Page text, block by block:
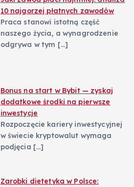
10 najgorzej płatnych zawodów
Praca stanowi istotną część
naszego życia, a wynagrodzenie
odgrywa w tym […]
Bonus na start w Bybit — zyskaj
dodatkowe środki na pierwsze
inwestycje
Rozpoczęcie kariery inwestycyjnej
w świecie kryptowalut wymaga
podjęcia […]
Zarobki dietetyka w Polsce: